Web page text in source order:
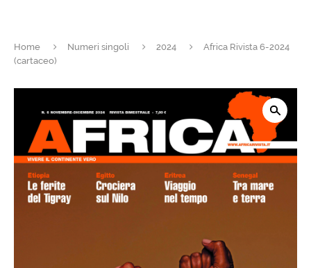
Home Numeri singoli 2024
Africa Rivista 6-2024
(cartaceo)